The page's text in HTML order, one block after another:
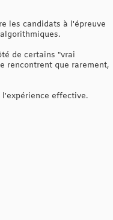
les candidats à l'épreuve
de certains "vrai
rencontrent que rarement,
effective.